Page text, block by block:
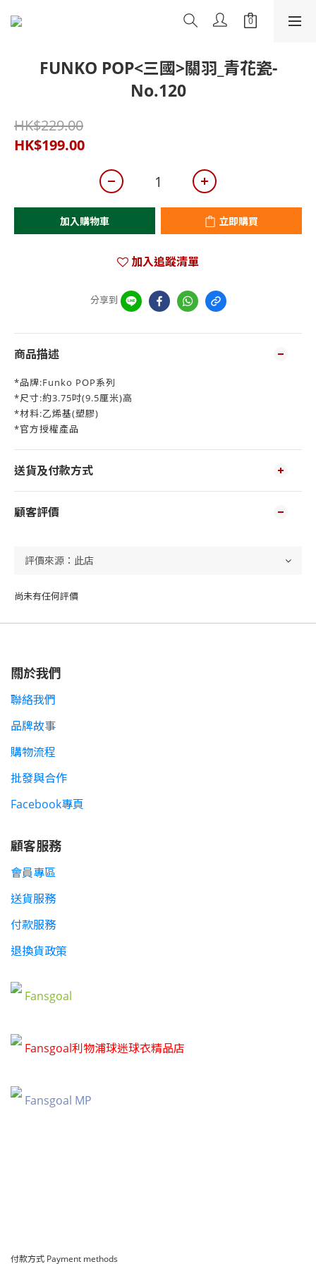
FUNKO POP<三國>關羽_青花瓷-
No.120
HK$229.00
HK$199.00
加入購物車 立即購買
加入追蹤清單
分享到
商品描述
*品牌:Funko POP系列
*尺寸:約3.75吋(9.5厘米)高
*材料:乙烯基(塑膠)
*官方授權產品
送貨及付款方式
顧客評價
尚未有任何評價
關於我們
聯絡我們
品牌故事
購物流程
批發與合作
Facebook專頁
顧客服務
會員專區
送貨服務
付款服務
退換貨政策
Fansgoal
Fansgoal利物浦球迷球衣精品店
Fansgoal MP
付款方式 Payment methods